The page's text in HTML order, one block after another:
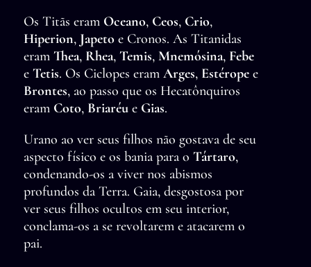
Os Titãs eram Oceano, Ceos, Crio,
Hiperion, Japeto e Cronos. As Titanidas
eram Thea, Rhea, Temis, Mnemósina, Febe
e Tetis. Os Ciclopes eram Arges, Estéropee
Brontes, ao passo que os Hecatônquiros
eram Coto, Briaréue Gias.
Urano ao ver seus filhos não gostava de seu
aspecto físico e os bania para o Tártaro,
condenando-os a viver nos abismos
profundos da Terra. Gaia, desgostosa por
ver seus filhos ocultos em seu interior,
conclama-os a se revoltarem e atacarem o
pai.